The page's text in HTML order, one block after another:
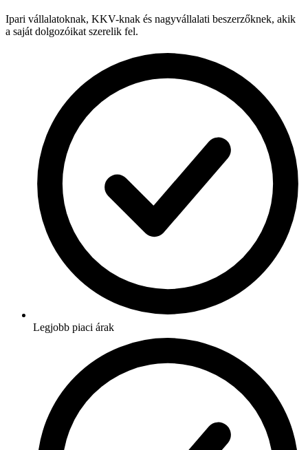
Ipari vállalatoknak, KKV-knak és nagyvállalati beszerzőknek, akik
a saját dolgozóikat szerelik fel.
Legjobb piaci árak